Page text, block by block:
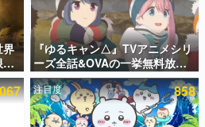
記事ランキング
界
の
へ
『ゆるキャン△』TVアニメシリ
ーズ全話&OVAの一挙無料放送
がABEMAで開催決定。8月11日
「山の日」の午前0時から実施
注目度 858